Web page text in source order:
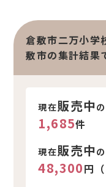
倉敷市二万小学
敷市の集計結果
現在販売中
1,685件
現在販売中
48,300円（